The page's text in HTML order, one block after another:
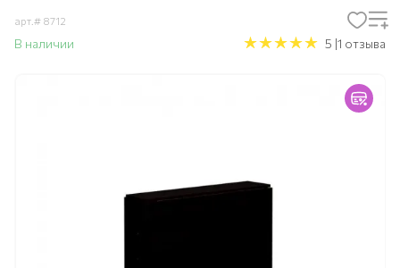
арт.# 8712
В наличии 5 |1 отзыва